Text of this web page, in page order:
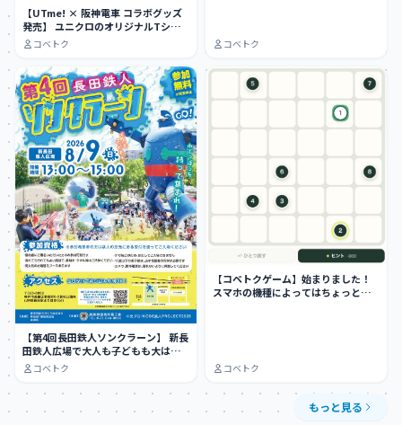
【UTme! × 阪神電車 コラボグッズ
発売】 ユニクロのオリジナルTシャ
ツ作…
コベトク コベトク
【第4回長田鉄人ソンクラーン】 新長
田鉄人広場で大人も子どもも大はし
ゃぎできる…
コベトク
【コベトクゲーム】始まりました！
スマホの機種によってはちょっとや
コベトク
もっと見る